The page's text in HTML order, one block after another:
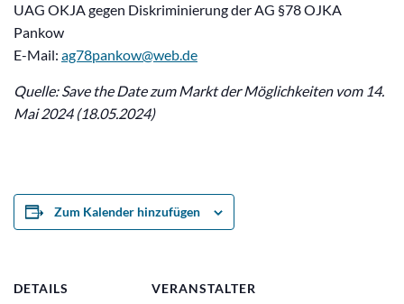
UAG OKJA gegen Diskriminierung der AG §78 OJKA
Pankow
E-Mail: ag78pankow@web.de
Quelle: Save the Date zum Markt der Möglichkeiten vom 14.
Mai 2024 (18.05.2024)
Zum Kalender hinzufügen
DETAILS
VERANSTALTER